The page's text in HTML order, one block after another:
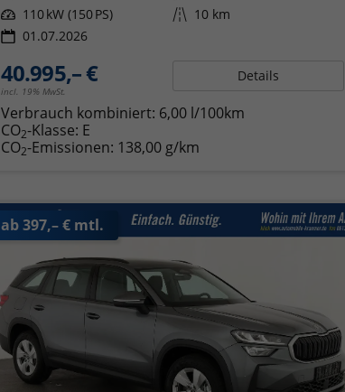
Leistung 110 kW (150 PS) Kilometerstand 10 km
01.07.2026
40.995,– €
incl. 19% MwSt.
Details
Verbrauch kombiniert: 6,00 l/100km
CO2-Klasse: E
CO2-Emissionen: 138,00 g/km
ab 397,– € mtl.